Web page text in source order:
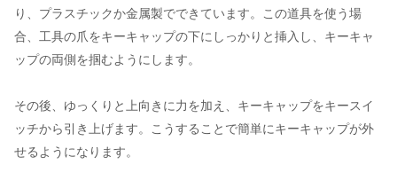
り、プラスチックか金属製でできています。この道具を使う場
合、工具の爪をキーキャップの下にしっかりと挿入し、キーキャ
ップの両側を掴むようにします。
その後、ゆっくりと上向きに力を加え、キーキャップをキースイ
ッチから引き上げます。こうすることで簡単にキーキャップが外
せるようになります。